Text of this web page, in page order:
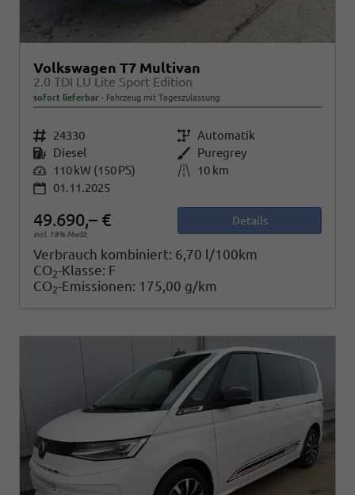
Volkswagen T7 Multivan
2.0 TDI LÜ Lite Sport Edition
sofort lieferbar Fahrzeug mit Tageszulassung
Fahrzeugnr. 24330 Getriebe Automatik
Kraftstoff Diesel Außenfarbe Puregrey
Leistung 110 kW (150 PS) Kilometerstand
10 km
01.11.2025
49.690,– €
incl. 19% MwSt.
Details
Verbrauch kombiniert: 6,70 l/100km
CO2-Klasse: F
CO2-Emissionen: 175,00 g/km